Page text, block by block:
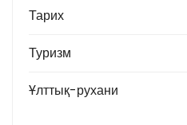
Тарих
Туризм
Ұлттық-рухани